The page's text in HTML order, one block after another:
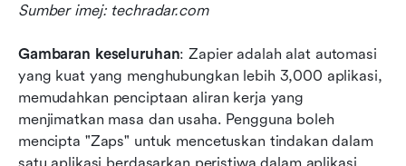
Sumber imej: techradar.com
Gambaran keseluruhan: Zapier adalah alat automasi
yang kuat yang menghubungkan lebih 3,000 aplikasi,
memudahkan penciptaan aliran kerja yang
menjimatkan masa dan usaha. Pengguna boleh
mencipta "Zaps" untuk mencetuskan tindakan dalam